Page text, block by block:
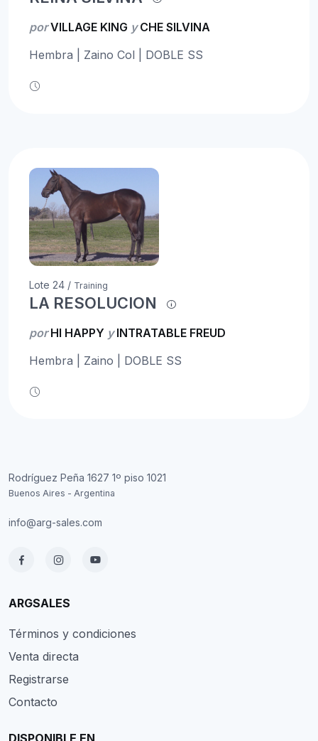
porVILLAGE KING yCHE SILVINA
Hembra | Zaino Col | DOBLE SS
Lote 24 / Training
LA RESOLUCION
porHI HAPPY yINTRATABLE FREUD
Hembra | Zaino | DOBLE SS
Rodríguez Peña 1627 1º piso 1021
Buenos Aires - Argentina
info@arg-sales.com
ARGSALES
Términos y condiciones
Venta directa
Registrarse
Contacto